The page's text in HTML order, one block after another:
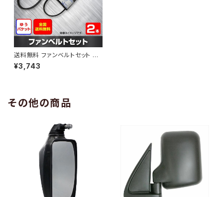
送料無料 ファンベルトセット マ
ツダ ボンゴ 型式SK82T H17.1
1～H28.06 （国内トップメーカ
¥3,743
その他の商品